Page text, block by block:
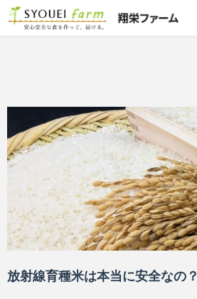
放射線育種米は本当に安全なの？